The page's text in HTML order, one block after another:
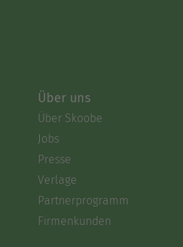
Über uns
Über Skoobe
Jobs
Presse
Verlage
Partnerprogramm
Firmenkunden